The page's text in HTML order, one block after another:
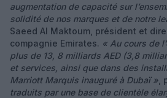
augmentation de capacité sur
solidité de nos marques et de notre
Saeed Al Maktoum, président et
compagnie Emirates. « Au cours de
plus de 13, 8 milliards AED (3,8
et services, ainsi que dans des
Marriott Marquis inauguré à Dubaï »
traduits par une base de clientèle